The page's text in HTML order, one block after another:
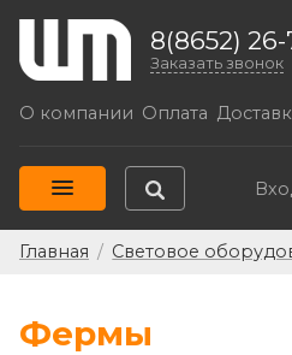
8(8652)
Заказать звонок
О компании Оплата
Главная / Световое
Фермы